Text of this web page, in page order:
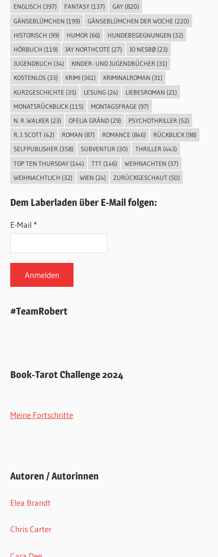
ENGLISCH (397) FANTASY(137) GAY(820)
GÄNSEBLÜMCHEN (199) GÄNSEBLÜMCHEN DER WOCHE (220)
HISTORISCH (99) HUMOR (66) HUNDEBEGEGNUNGEN (32)
HÖRBUCH (119) JAY NORTHCOTE (27) JO NESBØ(23)
JUGENDBUCH (34) KINDER- UND JUGENDBÜCHER (31)
KOSTENLOS(33) KRIMI(361) KRIMINALROMAN (31)
KURZGESCHICHTE (35) LESUNG(24) LIEBESROMAN (21)
MONATSRÜCKBLICK(115) MONTAGSFRAGE (97)
N. R. WALKER (23) OFELIA GRÄND(29) PSYCHOTHRILLER (52)
R. J. SCOTT(42) ROMAN (87) ROMANCE (846) RÜCKBLICK(98)
SELFPUBLISHER(358) SUBVENTUR(30) THRILLER(443)
TOP TEN THURSDAY(144) TTT(146) WEIHNACHTEN (37)
WEIHNACHTLICH (32) WIEN (24) ZURÜCKGESCHAUT(50)
Dem Laberladen über E-Mail folgen:
E-Mail *
#TeamRobert
Book-Tarot Challenge 2024
Meine Fortschritte
Autoren / Autorinnen
Elea Brandt
Chris Carter